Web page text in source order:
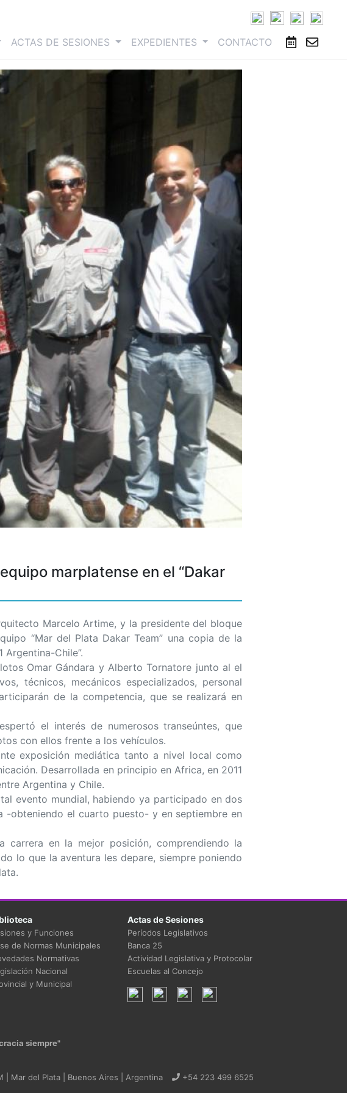
ACTAS DE SESIONES EXPEDIENTES CONTACTO
marplatense en el “Dakar
Marcelo Artime, y la presidente del bloque
“Mar del Plata Dakar Team” una copia de la
Chile”.
Omar Gándara y Alberto Tornatore junto al el
técnicos, mecánicos especializados, personal
de la competencia, que se realizará en
el interés de numerosos transeúntes, que
con ellos frente a los vehículos.
exposición mediática tanto a nivel local como
Desarrollada en principio en Africa, en 2011
Argentina y Chile.
evento mundial, habiendo ya participado en dos
-obteniendo el cuarto puesto- y en septiembre en
en la mejor posición, comprendiendo la
lo que la aventura les depare, siempre poniendo
y Funciones
de Normas Municipales
Normativas
Nacional
y Municipal
Actas de Sesiones
Períodos Legislativos
Banca 25
Actividad Legislativa y Protocolar
Escuelas al Concejo
siempre"
| Mar del Plata | Buenos Aires | Argentina +54 223 499 6525